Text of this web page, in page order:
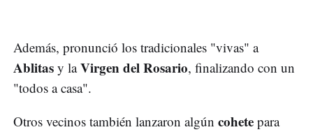
Además, pronunció los tradicionales "vivas" a
Ablitas y laVirgen del Rosario, finalizando con un
"todos a casa".
Otros vecinos también lanzaron algún cohete para